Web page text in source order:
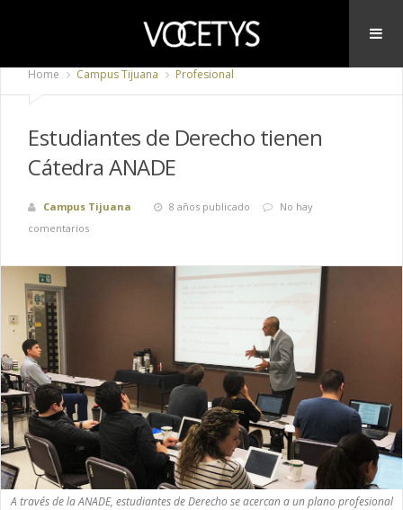
Home Campus Tijuana Profesional
Estudiantes de Derecho tienen
Cátedra ANADE
Campus Tijuana 8 años publicado
No hay
comentarios
A través de la ANADE, estudiantes de Derecho se acercan a un plano profesional